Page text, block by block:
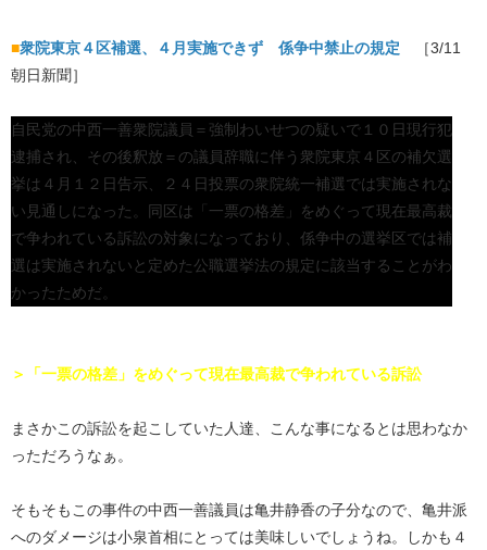
■衆院東京４区補選、４月実施できず 係争中禁止の規定 ［3/11
朝日新聞］
自民党の中西一善衆院議員＝強制わいせつの疑いで１０日現行犯
逮捕され、その後釈放＝の議員辞職に伴う衆院東京４区の補欠選
挙は４月１２日告示、２４日投票の衆院統一補選では実施されな
い見通しになった。同区は「一票の格差」をめぐって現在最高裁
で争われている訴訟の対象になっており、係争中の選挙区では補
選は実施されないと定めた公職選挙法の規定に該当することがわ
かったためだ。
＞「一票の格差」をめぐって現在最高裁で争われている訴訟
まさかこの訴訟を起こしていた人達、こんな事になるとは思わなか
っただろうなぁ。
そもそもこの事件の中西一善議員は亀井静香の子分なので、亀井派
へのダメージは小泉首相にとっては美味しいでしょうね。しかも４